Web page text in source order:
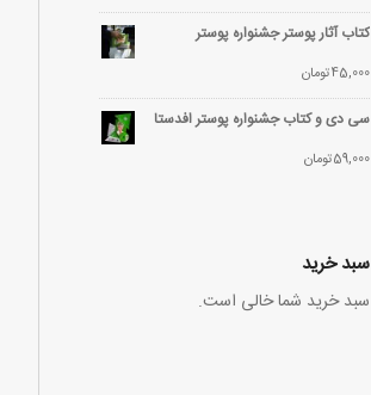
کتاب آثار پوستر جشنواره پوستر
45,000تومان
سی دی و کتاب جشنواره پوستر افدستا
59,000تومان
سبد خرید
سبد خرید شما خالی است.